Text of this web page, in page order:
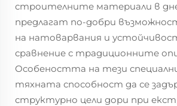
строителните материали в
предлагат по-добри
на натоварвания и
сравнение с традиционните
Особеността на тези
тяхната способност да се
структурно цели дори при